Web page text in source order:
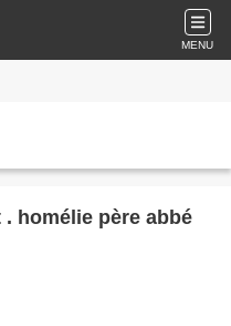
MENU
homélie père abbé